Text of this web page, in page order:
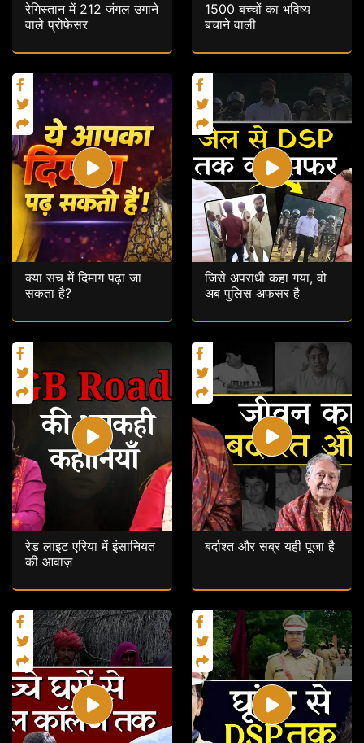
रेगिस्तान में 212 जंगल उगाने
वाले प्रोफेसर
1500 बच्चों का भविष्य
बचाने वाली
क्या सच में दिमाग पढ़ा जा
सकता है?
जिसे अपराधी कहा गया, वो
अब पुलिस अफसर है
रेड लाइट एरिया में इंसानियत
की आवाज़
बर्दाश्त और सब्र यही पूजा है